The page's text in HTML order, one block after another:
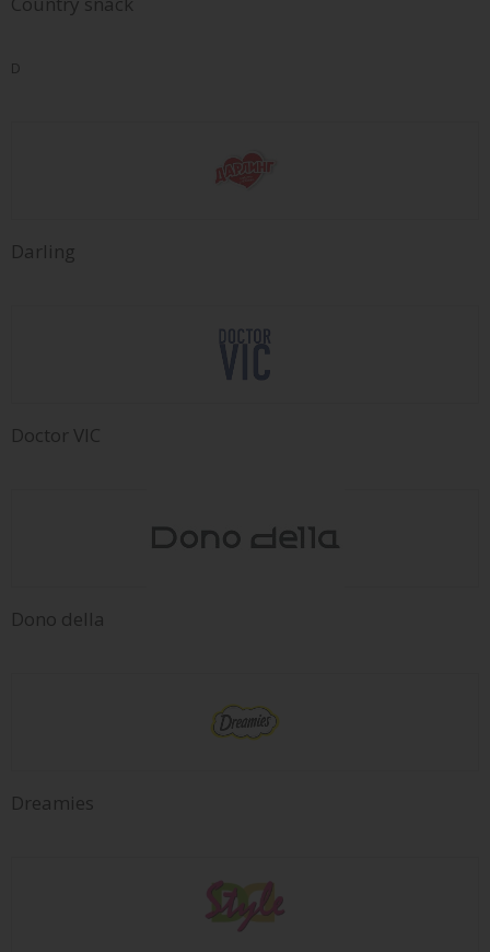
D
Darling
Doctor VIC
Dono della
Dreamies